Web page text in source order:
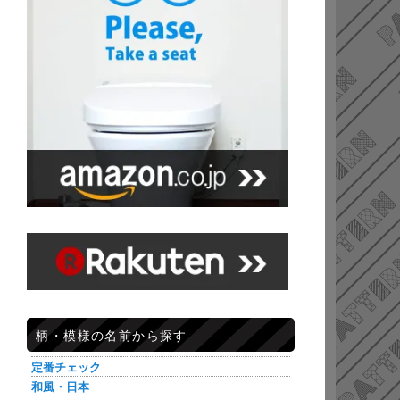
柄・模様の名前から探す
定番チェック
和風・日本